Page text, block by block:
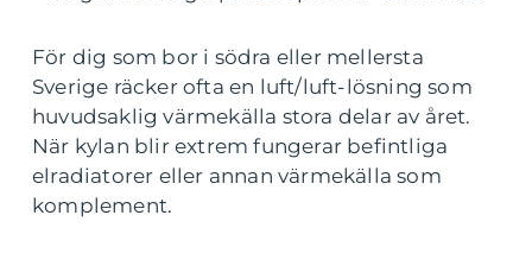
För dig som bor i södra eller mellersta
Sverige räcker ofta en luft/luft-lösning som
huvudsaklig värmekälla stora delar av året.
När kylan blir extrem fungerar befintliga
elradiatorer eller annan värmekälla som
komplement.